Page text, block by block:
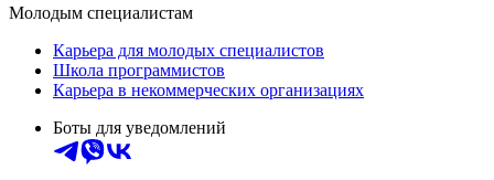
Молодым специалистам
Карьера для молодых специалистов
Школа программистов
Карьера в некоммерческих организациях
Боты для уведомлений